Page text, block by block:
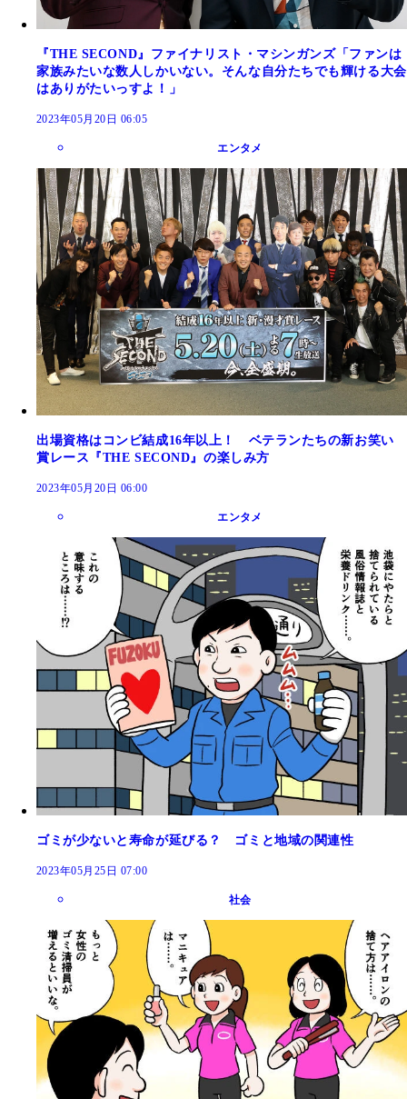
『THE SECOND』ファイナリスト・マシンガンズ「ファンは
家族みたいな数人しかいない。そんな自分たちでも輝ける大会
はありがたいっすよ！」
2023年05月20日 06:05
エンタメ
出場資格はコンビ結成16年以上！ ベテランたちの新お笑い
賞レース『THE SECOND』の楽しみ方
2023年05月20日 06:00
エンタメ
ゴミが少ないと寿命が延びる？ ゴミと地域の関連性
2023年05月25日 07:00
社会